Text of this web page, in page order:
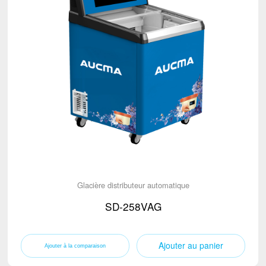
Glacière distributeur automatique
SD-258VAG
Ajouter au panier